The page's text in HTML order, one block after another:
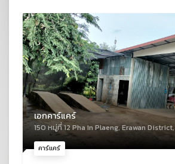
คาร์แคร์
เอกคาร์แคร์
150 หมู่ที่ 12 Pha In Plaeng, Erawan